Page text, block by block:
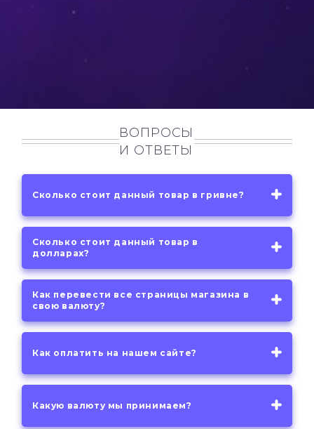
ВОПРОСЫ
И ОТВЕТЫ
Сколько стоит данный товар в гривне?
Сколько стоит данный товар в
долларах?
Как перевести все страницы магазина в
свою валюту?
Как оплатить на нашем сайте?
Какую валюту мы принимаем?